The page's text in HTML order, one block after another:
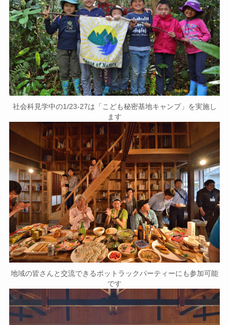
社会科見学中の1/23-27は「こども秘密基地キャンプ」を実施し
ます
地域の皆さんと交流できるポットラックパーティーにも参加可能
です